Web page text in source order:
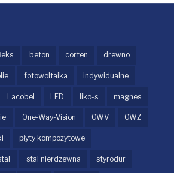
beton corten drewno
fotowoltaika indywidualne
Lacobel LED liko-s magnes
One-Way-Vision OWV OWZ
płyty kompozytowe
stal nierdzewna styrodur